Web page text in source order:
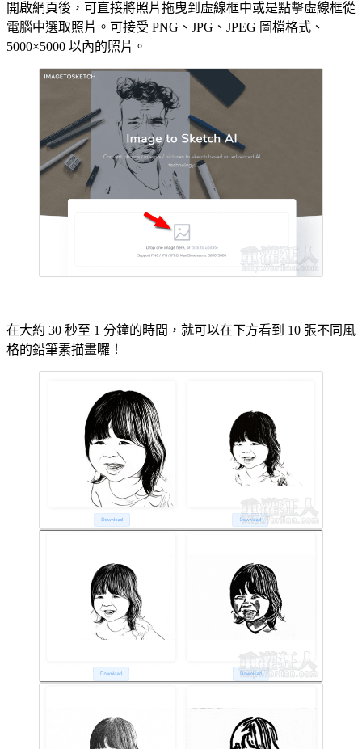
開啟網頁後，可直接將照片拖曳到虛線框中或是點擊虛線框從
電腦中選取照片。可接受 PNG、JPG、JPEG 圖檔格式、
5000×5000 以內的照片。
在大約 30 秒至 1 分鐘的時間，就可以在下方看到 10 張不同風
格的鉛筆素描畫囉！